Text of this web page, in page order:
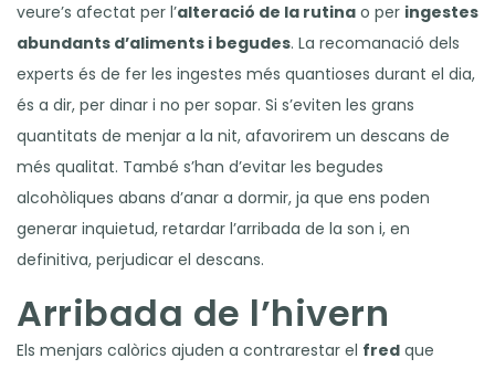
veure’s afectat per l’alteració de la rutina o per ingestes
abundants d’aliments i begudes. La recomanació dels
experts és de fer les ingestes més quantioses durant el dia,
és a dir, per dinar i no per sopar. Si s’eviten les grans
quantitats de menjar a la nit, afavorirem un descans de
més qualitat. També s’han d’evitar les begudes
alcohòliques abans d’anar a dormir, ja que ens poden
generar inquietud, retardar l’arribada de la son i, en
definitiva, perjudicar el descans.
Arribada de l’hivern
Els menjars calòrics ajuden a contrarestar el fred que